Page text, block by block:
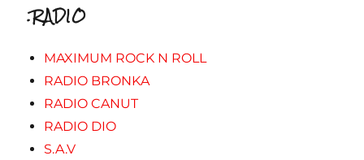
.RADIO
MAXIMUM ROCK N ROLL
RADIO BRONKA
RADIO CANUT
RADIO DIO
S.A.V